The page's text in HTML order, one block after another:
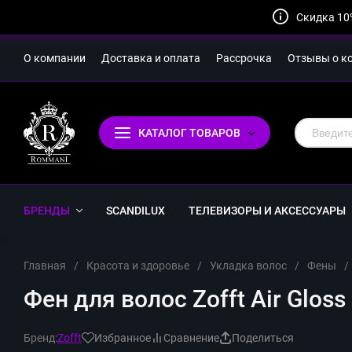
Скидка
О компании Доставка и оплата Рассрочка Отзывы о
КАТАЛОГ ТОВАРОВ
БРЕНДЫ SCANDILUX ТЕЛЕВИЗОРЫ И АКСЕССУАРЫ
Главная / Красота и здоровье / Укладка волос / Фены /
Фен для волос Zofft Air Gloss
Бренд:Zofft Избранное Сравнение Поделиться